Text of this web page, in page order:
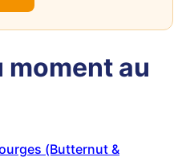
moment au
(Butternut &